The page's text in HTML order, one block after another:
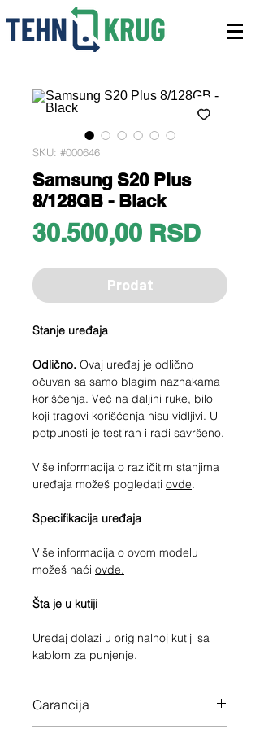
SKU: #000646
Samsung S20 Plus
8/128GB - Black
30.500,00 RSDPrice
Prodat
Stanje uređaja
Odlično. Ovaj uređaj je odlično
očuvan sa samo blagim naznakama
korišćenja. Već na daljini ruke, bilo
koji tragovi korišćenja nisu vidljivi. U
potpunosti je testiran i radi savršeno.
Više informacija o različitim stanjima
uređaja možeš pogledati ovde.
Specifikacija uređaja
Više informacija o ovom modelu
možeš naći ovde.
Šta je u kutiji
Uređaj dolazi u originalnoj kutiji sa
kablom za punjenje.
Garancija